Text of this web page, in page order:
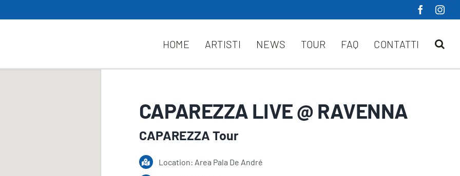
HOME ARTISTI NEWS TOUR FAQ CONTATTI
CAPAREZZA LIVE @ RAVENNA
CAPAREZZA Tour
Location: Area Pala De André